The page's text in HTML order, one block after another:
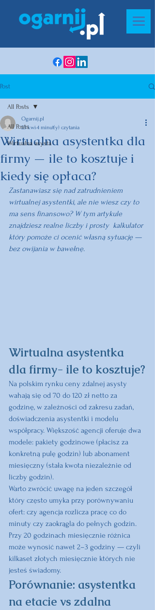
Post
All Posts
Wirtualna asysta
All Posts
Wirtualna asystentka dla
firmy — ile to kosztuje i
kiedy się opłaca?
Ogarnij.pl
23 kwi 4 minut(y) czytania
Zastanawiasz się nad zatrudnieniem
wirtualnej asystentki, ale nie wiesz czy to
ma sens finansowo? W tym artykule
znajdziesz realne liczby i prosty  kalkulator
który pomoże ci ocenić własną sytuację —
bez owijania w bawełnę.
Wirtualna asystentka
dla firmy- ile to kosztuje?
Na polskim rynku ceny zdalnej asysty
wahają się od 70 do 120 zł netto za
godzinę, w zależności od zakresu zadań,
doświadczenia asystentki i modelu
współpracy. Większość agencji oferuje dwa
modele: pakiety godzinowe (płacisz za
konkretną pulę godzin) lub abonament
miesięczny (stała kwota niezależnie od
liczby godzin).
Warto zwrócić uwagę na jeden szczegół
który często umyka przy porównywaniu
ofert: czy agencja rozlicza pracę co do
minuty czy zaokrągla do pełnych godzin.
Przy 20 godzinach miesięcznie różnica
może wynosić nawet 2–3 godziny — czyli
kilkaset złotych miesięcznie których nie
jesteś świadomy.
Porównanie: asystentka
na etacie vs zdalna